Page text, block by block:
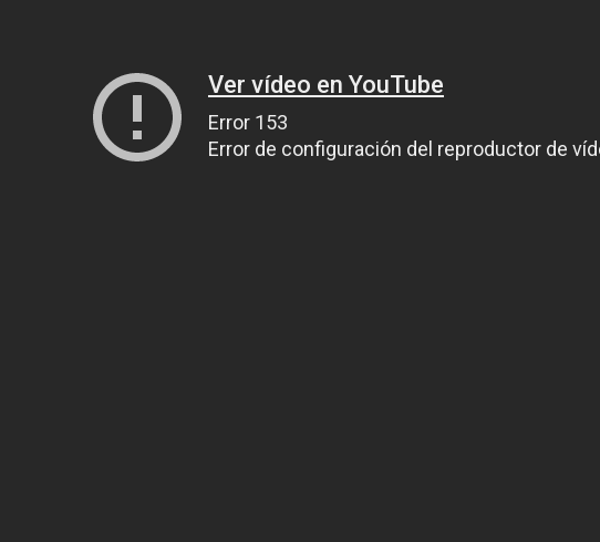
Ver vídeo en YouTube
Error 153
Error de configuración del reproductor de